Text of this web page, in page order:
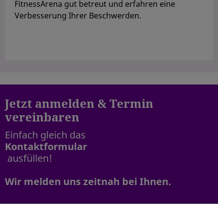
FitnessArena gut betreut und erfahren eine
Verbesserung Ihrer Beschwerden.
Jetzt anmelden & Termin
vereinbaren
Einfach gleich das
Kontaktformular
ausfüllen!
Wir melden uns zeitnah bei Ihnen.